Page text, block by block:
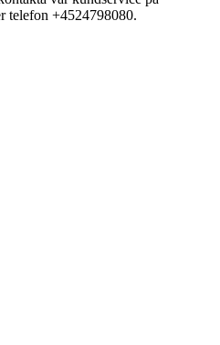
telefon +4524798080.